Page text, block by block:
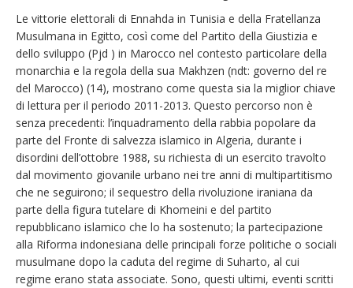
Le vittorie elettorali di Ennahda in Tunisia e della Fratellanza
Musulmana in Egitto, così come del Partito della Giustizia e
dello sviluppo (Pjd ) in Marocco nel contesto particolare della
monarchia e la regola della sua Makhzen (ndt: governo del re
del Marocco) (14), mostrano come questa sia la miglior chiave
di lettura per il periodo 2011-2013. Questo percorso non è
senza precedenti: l’inquadramento della rabbia popolare da
parte del Fronte di salvezza islamico in Algeria, durante i
disordini dell’ottobre 1988, su richiesta di un esercito travolto
dal movimento giovanile urbano nei tre anni di multipartitismo
che ne seguirono; il sequestro della rivoluzione iraniana da
parte della figura tutelare di Khomeini e del partito
repubblicano islamico che lo ha sostenuto; la partecipazione
alla Riforma indonesiana delle principali forze politiche o sociali
musulmane dopo la caduta del regime di Suharto, al cui
regime erano stata associate. Sono, questi ultimi, eventi scritti